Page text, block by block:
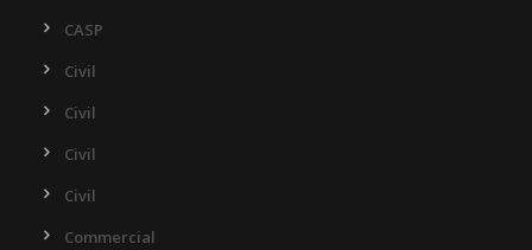
CASP
Civil
Civil
Civil
Civil
Commercial